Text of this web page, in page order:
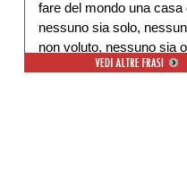
fare del mondo una casa
nessuno sia solo,
non voluto, nessuno sia o